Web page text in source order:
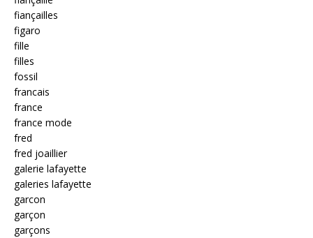
fiançailles
figaro
fille
filles
fossil
francais
france
france mode
fred
fred joaillier
galerie lafayette
galeries lafayette
garcon
garçon
garçons